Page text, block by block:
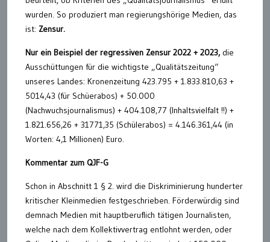
wurden. So produziert man regierungshörige Medien, das
ist: Zensur.
Nur ein Beispiel der regressiven Zensur 2022 + 2023,die
Ausschüttungen für die wichtigste „Qualitätszeitung“
unseres Landes: Kronenzeitung 423.795 + 1.833.810,63 +
5014,43 (für Schüerabos) + 50.000
(Nachwuchsjournalismus) + 404.108,77 (Inhaltsvielfalt !!) +
1.821.656,26 + 31771,35 (Schülerabos) = 4.146.361,44 (in
Worten: 4,1 Millionen) Euro.
Kommentar zum QJF-G
Schon in Abschnitt 1 § 2. wird die Diskriminierung hunderter
kritischer Kleinmedien festgeschrieben. Förderwürdig sind
demnach Medien mit hauptberuflich tätigen Journalisten,
welche nach dem Kollektivvertrag entlohnt werden, oder